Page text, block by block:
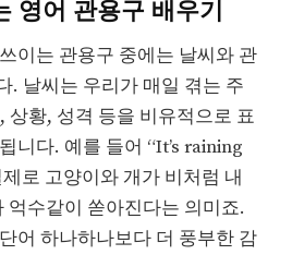
영어 관용구 배우기
이는 관용구 중에는 날씨와 관
. 날씨는 우리가 매일 겪는 주
상황, 성격 등을 비유적으로 표
니다. 예를 들어 “It’s raining
로 고양이와 개가 비처럼 내
억수같이 쏟아진다는 의미죠.
어 하나하나보다 더 풍부한 감